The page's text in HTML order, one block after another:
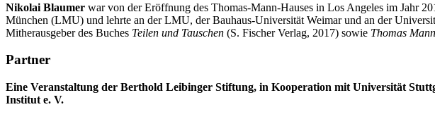
Nikolai Blaumer war von der Eröffnung des Thomas-Mann-Hauses in Los Angeles im Jahr
München (LMU) und lehrte an der LMU, der Bauhaus-Universität Weimar und an der
Mitherausgeber des Buches Teilen und Tauschen (S. Fischer Verlag, 2017) sowie Thomas
Partner
Eine Veranstaltung der Berthold Leibinger Stiftung, in Kooperation mit Universität
Institut e. V.